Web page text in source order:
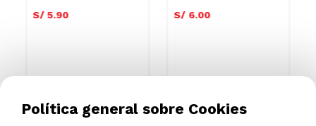
S/ 5.90 S/ 6.00
Política general sobre Cookies